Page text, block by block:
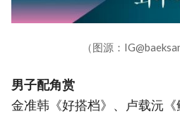
（图源：
男子配角赏
金准韩《好搭档》、卢载沅